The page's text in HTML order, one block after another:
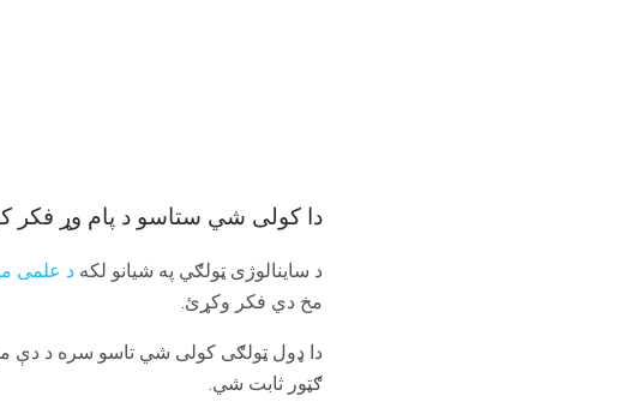
دا کولی شي ستاسو د پام وړ فکر
د ساینالوژی ټولګي په شیانو لکه د علمی
مخ دي فکر وکړئ.
دا ډول ټولګی کولی شي تاسو سره د دې
ګټور ثابت شي.